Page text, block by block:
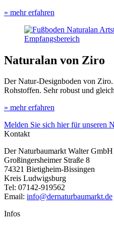
» mehr erfahren
Naturalan von Ziro
Der Natur-Designboden von
Rohstoffen. Sehr robust und
» mehr erfahren
Melden Sie sich hier für unseren
Kontakt
Der Naturbaumarkt Walter GmbH
Großingersheimer Straße 8
74321 Bietigheim-Bissingen
Kreis Ludwigsburg
Tel: 07142-919562
Email: info@dernaturbaumarkt.de
Infos